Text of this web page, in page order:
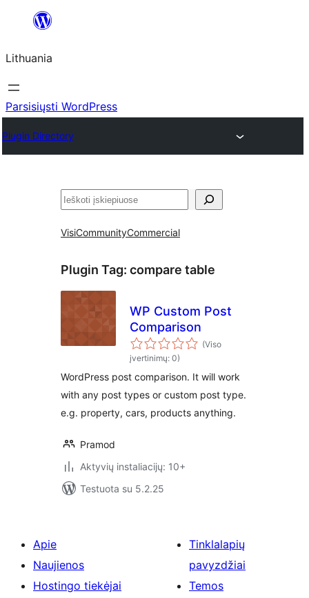
turinio
Lithuania
Parsisiųsti WordPress
Plugin Directory
Paieška
VisiCommunityCommercial
Plugin Tag: compare table
WP Custom Post
Comparison
(Viso
įvertinimų: 0)
WordPress post comparison. It will work
with any post types or custom post type.
e.g. property, cars, products anything.
Pramod
Aktyvių instaliacijų: 10+
Testuota su 5.2.25
Apie
Naujienos
Hostingo tiekėjai
Tinklalapių
pavyzdžiai
Temos